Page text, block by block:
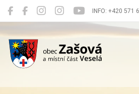
INFO: +420
Zašová